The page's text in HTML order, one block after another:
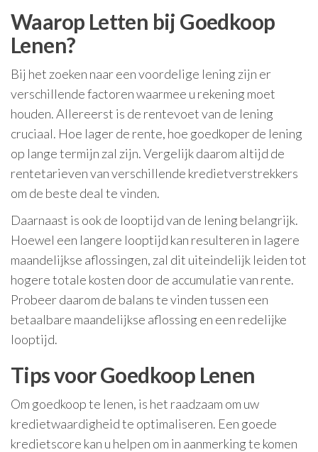
Waarop Letten bij Goedkoop
Lenen?
Bij het zoeken naar een voordelige lening zijn er
verschillende factoren waarmee u rekening moet
houden. Allereerst is de rentevoet van de lening
cruciaal. Hoe lager de rente, hoe goedkoper de lening
op lange termijn zal zijn. Vergelijk daarom altijd de
rentetarieven van verschillende kredietverstrekkers
om de beste deal te vinden.
Daarnaast is ook de looptijd van de lening belangrijk.
Hoewel een langere looptijd kan resulteren in lagere
maandelijkse aflossingen, zal dit uiteindelijk leiden tot
hogere totale kosten door de accumulatie van rente.
Probeer daarom de balans te vinden tussen een
betaalbare maandelijkse aflossing en een redelijke
looptijd.
Tips voor Goedkoop Lenen
Om goedkoop te lenen, is het raadzaam om uw
kredietwaardigheid te optimaliseren. Een goede
kredietscore kan u helpen om in aanmerking te komen